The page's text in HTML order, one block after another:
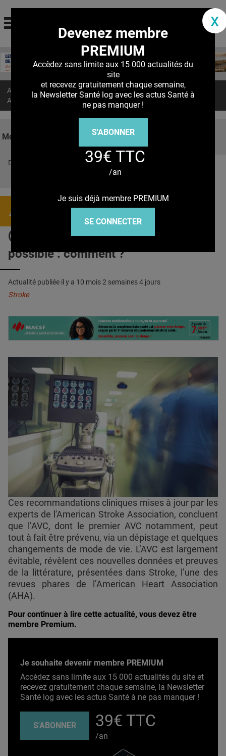
Jump to navigation
La communauté des professionnels de santé
MON COMPTE
S'ABONNER À LA REVUE SOIN À DOMICILE
DOSSIERS
L'APP
QUI SOMMES-NOUS ?
PUBLICITÉ
CONDITIONS GÉNÉRALES
CONTACT
Accueil > Actualités
AVC : Éviter le premier, c’est possible : comment ?
Mots clés
Découvrez nos réseaux sociaux
Youbute
Actualités
AVC : Éviter le premier, c’est
possible : comment ?
Actualité publiée il y a 10 mois 2 semaines 4 jours
Stroke
Ces recommandations cliniques mises à jour par les
experts de l'American Stroke Association, concluent
que l’AVC, dont le premier AVC notamment, peut
tout à fait être prévenu, via un dépistage et quelques
changements de mode de vie. L’AVC est largement
évitable, révèlent ces nouvelles données et preuves
de la littérature, présentées dans Stroke, l’une des
revues phares de l’American Heart Association
(AHA).
Pour continuer à lire cette actualité, vous devez être
membre Premium.
Je souhaite devenir membre PREMIUM
Accèdez sans limite aux 15 000 actualités du site et
recevez gratuitement chaque semaine, la Newsletter
Santé log avec les actus Santé à ne pas manquer !
S'ABONNER 39€ TTC
/an
x
Devenez membre
PREMIUM
Accèdez sans limite aux 15 000 actualités du
site
et recevez gratuitement chaque semaine,
la Newsletter Santé log avec les actus Santé à
ne pas manquer !
S'ABONNER
39€ TTC
/an
Je suis déjà membre PREMIUM
SE CONNECTER